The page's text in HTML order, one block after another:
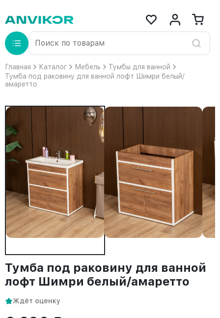
Главная Каталог Мебель
Тумбы для ванной
Тумба под раковину для ванной лофт Шимри белый/
амаретто
Тумба под раковину для ванной
лофт Шимри белый/амаретто
Ждёт оценку